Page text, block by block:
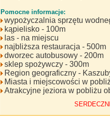
Pomocne informacje:
wypożyczalnia sprzętu
kąpielisko - 100m
las - na miejscu
najbliższa restauracja - 500m
dworzec autobusowy - 200m
sklep spożywczy - 300m
Region geograficzny -
Miasta i miejscowości w
Atrakcyjne jeziora w pobliżu